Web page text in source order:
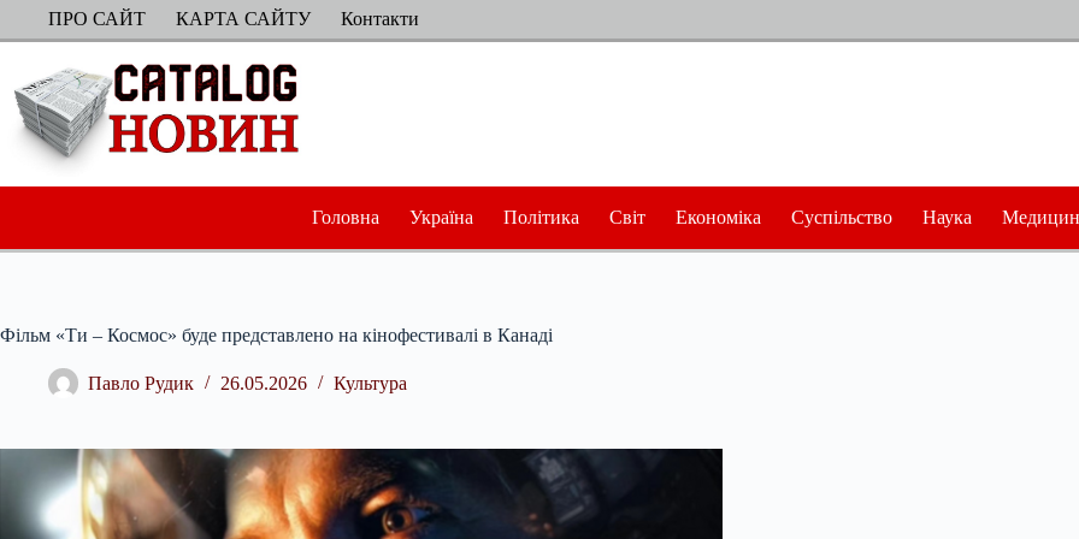
ПерейтиПРО САЙТ КАРТА САЙТУ Контакти
Головна Україна Політика Світ Економіка Суспільство Наука
Фільм «Ти – Космос» буде представлено на кінофестивалі в Канаді
Павло Рудик 26.05.2026 Культура